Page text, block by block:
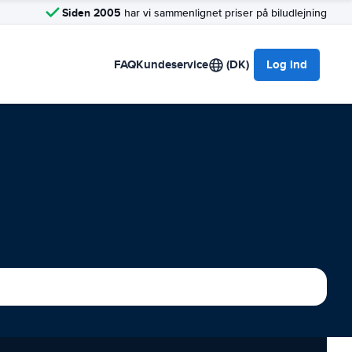
Siden 2005 har vi sammenlignet priser på biludlejning
FAQKundeservice (DK) Log ind